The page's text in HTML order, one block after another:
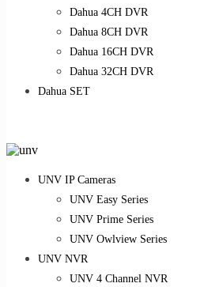
Dahua 4CH DVR
Dahua 8CH DVR
Dahua 16CH DVR
Dahua 32CH DVR
Dahua SET
UNV IP Cameras
UNV Easy Series
UNV Prime Series
UNV Owlview Series
UNV NVR
UNV 4 Channel NVR